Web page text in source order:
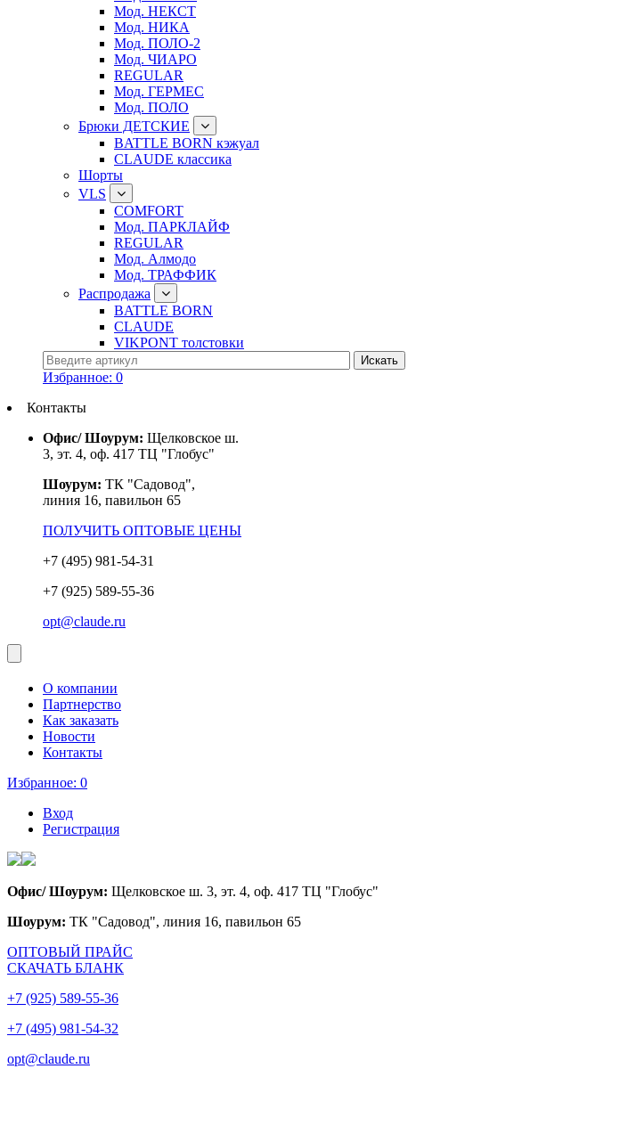
Мод. НЕКСТ
Мод. НИКА
Мод. ПОЛО-2
Мод. ЧИАРО
REGULAR
Мод. ГЕРМЕС
Мод. ПОЛО
Брюки ДЕТСКИЕ
BATTLE BORN кэжуал
CLAUDE классика
Шорты
VLS
COMFORT
Мод. ПАРКЛАЙФ
REGULAR
Мод. Алмодо
Мод. ТРАФФИК
Распродажа
BATTLE BORN
CLAUDE
VIKPONT толстовки
Избранное: 0
Контакты
Офис/ Шоурум: Щелковское ш.
3, эт. 4, оф. 417 ТЦ "Глобус"
Шоурум: ТК "Садовод",
линия 16, павильон 65
ПОЛУЧИТЬ ОПТОВЫЕ ЦЕНЫ
+7 (495) 981-54-31
+7 (925) 589-55-36
opt@claude.ru
О компании
Партнерство
Как заказать
Новости
Контакты
Избранное: 0
Вход
Регистрация
Офис/ Шоурум: Щелковское ш. 3, эт. 4, оф. 417 ТЦ "Глобус"
Шоурум: ТК "Садовод", линия 16, павильон 65
ОПТОВЫЙ ПРАЙС
СКАЧАТЬ БЛАНК
+7 (925) 589-55-36
+7 (495) 981-54-32
opt@claude.ru